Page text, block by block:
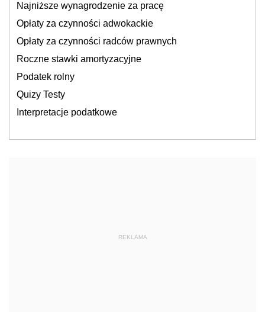
Najniższe wynagrodzenie za pracę
Opłaty za czynności adwokackie
Opłaty za czynności radców prawnych
Roczne stawki amortyzacyjne
Podatek rolny
Quizy Testy
Interpretacje podatkowe
REKLAMA